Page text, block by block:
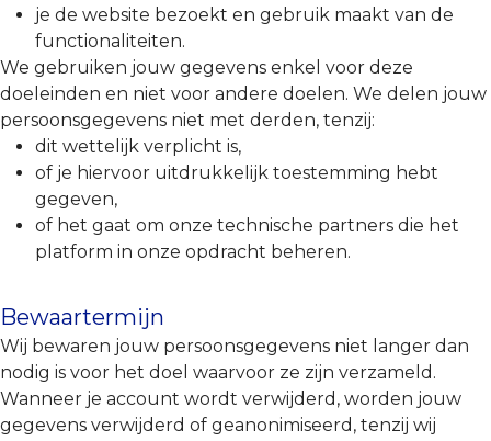
je de website bezoekt en gebruik maakt van de
functionaliteiten.
We gebruiken jouw gegevens enkel voor deze
doeleinden en niet voor andere doelen. We delen jouw
persoonsgegevens niet met derden, tenzij:
dit wettelijk verplicht is,
of je hiervoor uitdrukkelijk toestemming hebt
gegeven,
of het gaat om onze technische partners die het
platform in onze opdracht beheren.
Bewaartermijn
Wij bewaren jouw persoonsgegevens niet langer dan
nodig is voor het doel waarvoor ze zijn verzameld.
Wanneer je account wordt verwijderd, worden jouw
gegevens verwijderd of geanonimiseerd, tenzij wij